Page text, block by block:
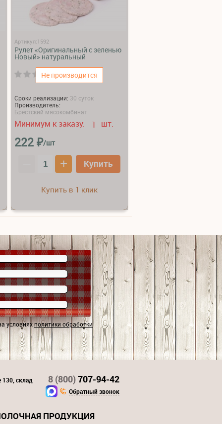
Не производится
Артикул:1592
Рулет «Оригинальный с зеленью
Новый» натуральный
(0)
Сроки реализации: 30 суток
Производитель:
Брестский мясокомбинат
Минимум к заказу: 1 шт.
222₽/шт
+ Купить
Купить в 1 клик
условияхполитики обработки
130, склад 8 (800)707-94-42
Обратный звонок
ПРОДУКЦИЯ